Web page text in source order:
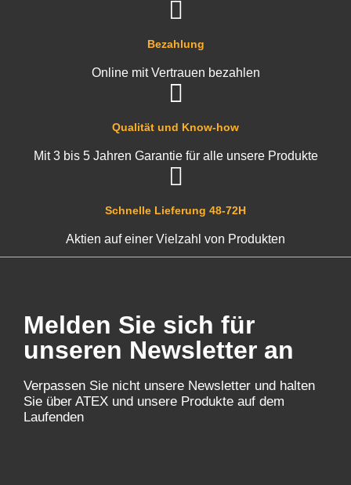
Schnelle Lieferung 48-72H
Aktien auf einer Vielzahl von Produkten
Qualität und Know-how
Mit 3 bis 5 Jahren Garantie für alle unsere Produkte
Bezahlung
Online mit Vertrauen bezahlen
Melden Sie sich für
unseren Newsletter an
Verpassen Sie nicht unsere Newsletter und halten
Sie über ATEX und unsere Produkte auf dem
Laufenden